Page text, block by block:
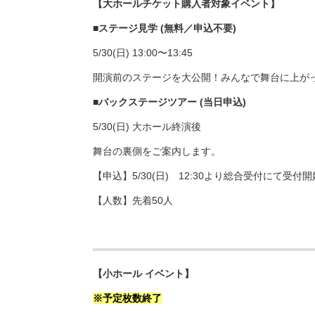
【大ホールチケット購入者対象イベント】
■ステージ見学 (無料／申込不要)
5/30(日) 13:00〜13:45
開演前のステージを大公開！みんなで舞台に上が
■バックステージツアー (当日申込)
5/30(日) 大ホール終演後
舞台の裏側をご案内します。
【申込】5/30(日) 12:30より総合受付にて受付開
【人数】先着50人
【小ホール イベント】
※予定枚数終了